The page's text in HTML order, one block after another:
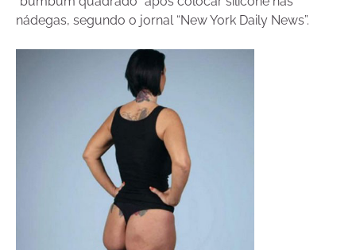
nádegas, segundo o jornal “New York Daily News”.